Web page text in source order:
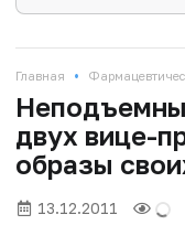
Главная •
двух вице-
образы
13.12.2011